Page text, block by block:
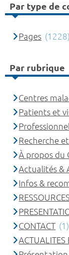
Par type de
Pages (1228)
Par rubrique
Centres
Patients et
Recherche
À propos du
Actualités &
Infos &
CONTACT (1)
ACTUALITES